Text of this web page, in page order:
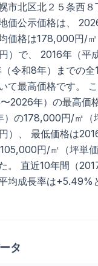
市北区北２５条西８
価公示価格は、
価格は178,000円/
）で、 2016年（平
令和8年）までの全
て最高価格です。
〜2026年）の最高価
）の178,000円/㎡（
）、 最低価格は
円/㎡（坪単
。 直近10年間（
均成長率は+5.49%
タ